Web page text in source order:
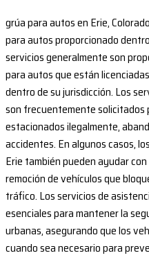
grúa para autos en Erie,
para autos proporcionado
servicios generalmente son
para autos que están
dentro de su jurisdicción. Los
son frecuentemente solicitados
estacionados ilegalmente,
accidentes. En algunos casos,
Erie también pueden ayudar
remoción de vehículos que
tráfico. Los servicios de
esenciales para mantener la
urbanas, asegurando que los
cuando sea necesario para